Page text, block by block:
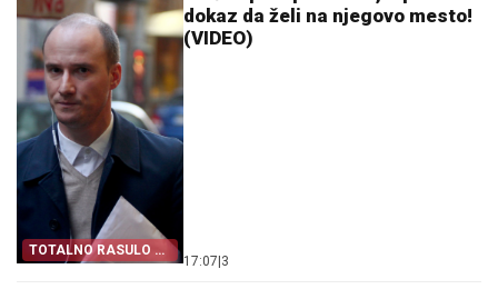
TOTALNO RASULO U
OPOZICIJI
dokaz da želi na njegovo mesto!
(VIDEO)
17:07 3